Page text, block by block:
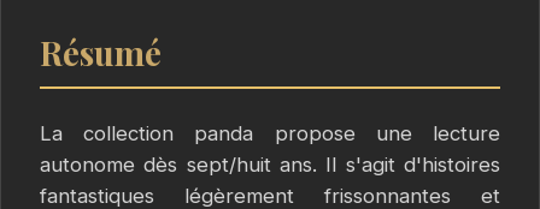
Résumé
La collection panda propose une lecture
autonome dès sept/huit ans. Il s'agit d'histoires
fantastiques légèrement frissonnantes et